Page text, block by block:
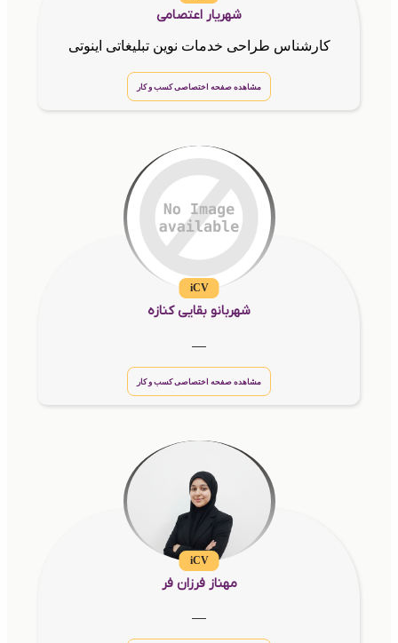
شهریار اعتصامی
کارشناس طراحی خدمات نوین تبلیغاتی اینوتی
مشاهده صفحه اختصاصی کسب و کار
iCV
شهربانو بقایی کنازه
مشاهده صفحه اختصاصی کسب و کار
iCV
مهناز فرزان فر